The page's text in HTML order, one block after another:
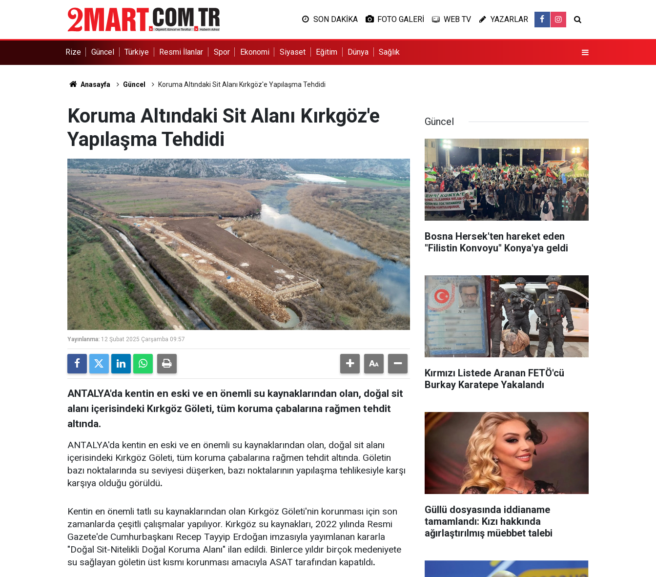
SON DAKİKA FOTO GALERİ WEB TV YAZARLAR
Rize Güncel Türkiye Resmi İlanlar Spor Ekonomi Siyaset Eğitim Dünya Sağlık
Anasayfa Güncel Koruma Altındaki Sit Alanı Kırkgöz'e Yapılaşma Tehdidi
Koruma Altındaki Sit Alanı Kırkgöz'e
Yapılaşma Tehdidi
Yayınlanma: 12 Şubat 2025 Çarşamba 09:57
ANTALYA'da kentin en eski ve en önemli su kaynaklarından olan, doğal sit
alanı içerisindeki Kırkgöz Göleti, tüm koruma çabalarına rağmen tehdit
altında.
ANTALYA'da kentin en eski ve en önemli su kaynaklarından olan, doğal sit alanı
içerisindeki Kırkgöz Göleti, tüm koruma çabalarına rağmen tehdit altında. Göletin
bazı noktalarında su seviyesi düşerken, bazı noktalarının yapılaşma tehlikesiyle karşı
karşıya olduğu görüldü.
Kentin en önemli tatlı su kaynaklarından olan Kırkgöz Göleti'nin korunması için son
zamanlarda çeşitli çalışmalar yapılıyor. Kırkgöz su kaynakları, 2022 yılında Resmi
Gazete'de Cumhurbaşkanı Recep Tayyip Erdoğan imzasıyla yayımlanan kararla
"Doğal Sit-Nitelikli Doğal Koruma Alanı" ilan edildi. Binlerce yıldır birçok medeniyete
su sağlayan göletin üst kısmı korunması amacıyla ASAT tarafından kapatıldı.
Güncel
Bosna Hersek'ten hareket eden
"Filistin Konvoyu" Konya'ya geldi
Kırmızı Listede Aranan FETÖ'cü
Burkay Karatepe Yakalandı
Güllü dosyasında iddianame
tamamlandı: Kızı hakkında
ağırlaştırılmış müebbet talebi